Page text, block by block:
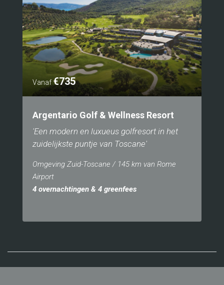
Vanaf€735
Argentario Golf & Wellness Resort
'Een modern en luxueus golfresort in het
zuidelijkste puntje van Toscane'
Omgeving Zuid-Toscane / 145 km van Rome
Airport
4 overnachtingen & 4 greenfees